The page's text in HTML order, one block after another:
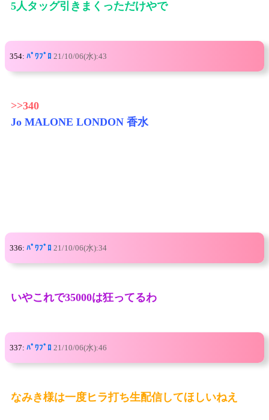
5人タッグ引きまくっただけやで
354: ﾊﾟﾜﾌﾟﾛ 21/10/06(水):43
>>340
Jo MALONE LONDON 香水
336: ﾊﾟﾜﾌﾟﾛ 21/10/06(水):34
いやこれで35000は狂ってるわ
337: ﾊﾟﾜﾌﾟﾛ 21/10/06(水):46
なみき様は一度ヒラ打ち生配信してほしいねえ